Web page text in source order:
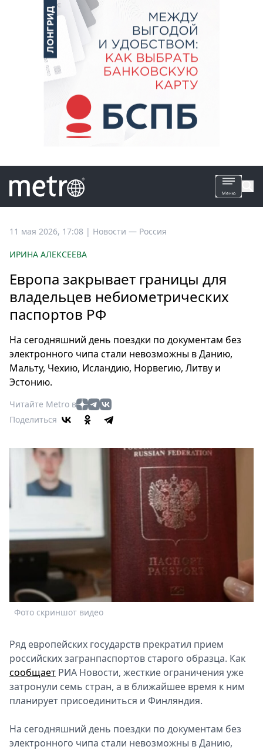
Все
Россия
Мир
Здоровье
Туризм
Мода
Кино
Афиша
Книги
Выставки
Пресс-
релизы
О
Стримы
Спецпроекты
Звезды
Выборы
2026
Скачай
Metro
11 мая 2026, 17:08 | Новости — Россия
ИРИНА АЛЕКСЕЕВА
Европа закрывает границы для
владельцев небиометрических
паспортов РФ
На сегодняшний день поездки по документам без
электронного чипа стали невозможны в Данию,
Мальту, Чехию, Исландию, Норвегию, Литву и
Эстонию.
Читайте Metro в
Поделиться
Фото скриншот видео
Ряд европейских государств прекратил прием
российских загранпаспортов старого образца. Как
сообщает РИА Новости, жесткие ограничения уже
затронули семь стран, а в ближайшее время к ним
планирует присоединиться и Финляндия.
На сегодняшний день поездки по документам без
электронного чипа стали невозможны в Данию,